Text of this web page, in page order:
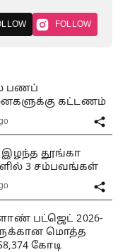
FOLLOW
பணப்
கட்டணம்
இழந்த தூங்கா
3 சம்பவங்கள்
பட்ஜெட் 2026-
மொத்த
கோடி